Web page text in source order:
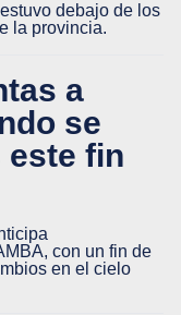
debajo de los
la provincia.
a
se
este fin
con un fin de
en el cielo